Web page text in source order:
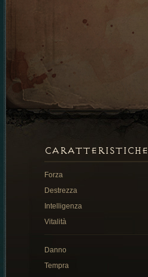
CARATTERISTICHE
Forza
Destrezza
Intelligenza
Vitalità
Danno
Tempra